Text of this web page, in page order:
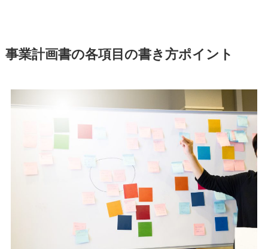
事業計画書の各項目の書き方ポイント